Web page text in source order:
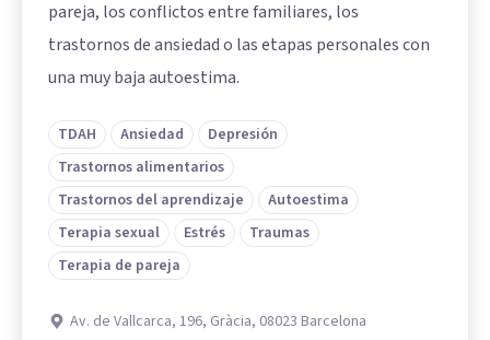
pareja, los conflictos entre familiares, los
trastornos de ansiedad o las etapas personales con
una muy baja autoestima.
TDAH Ansiedad
Depresión
Trastornos alimentarios
Trastornos del aprendizaje
Autoestima
Terapia sexual
Estrés
Traumas
Terapia de pareja
Av. de Vallcarca, 196, Gràcia, 08023 Barcelona